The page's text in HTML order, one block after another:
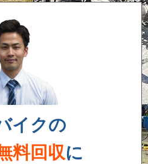
イクの
料回収に